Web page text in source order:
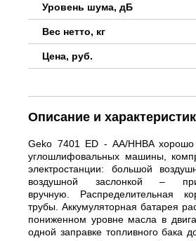
Уровень шума, дБ
Вес нетто, кг
Цена, руб.
Описание и
Geko 7401 ED - AA/HHBA хорошо
углошлифовальных машины,
электростанции: большой
воздушной заслонкой –
вручную. Распределительная
трубы. Аккумуляторная батарея
пониженном уровне масла в
одной заправке топливного